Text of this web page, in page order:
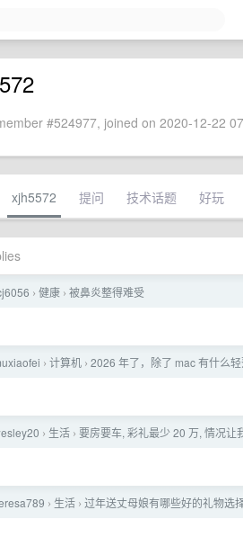
#524977, joined on 2020-12-22
xjh5572 提问 技术话题 好玩
› 健康 › 被鼻炎整得难受
› 计算机 › 2026 年了，除了 mac 有什么轻
› 生活 › 要房要车, 彩礼最少 20 万, 情况让
› 生活 › 过年送丈母娘有哪些好的礼物选